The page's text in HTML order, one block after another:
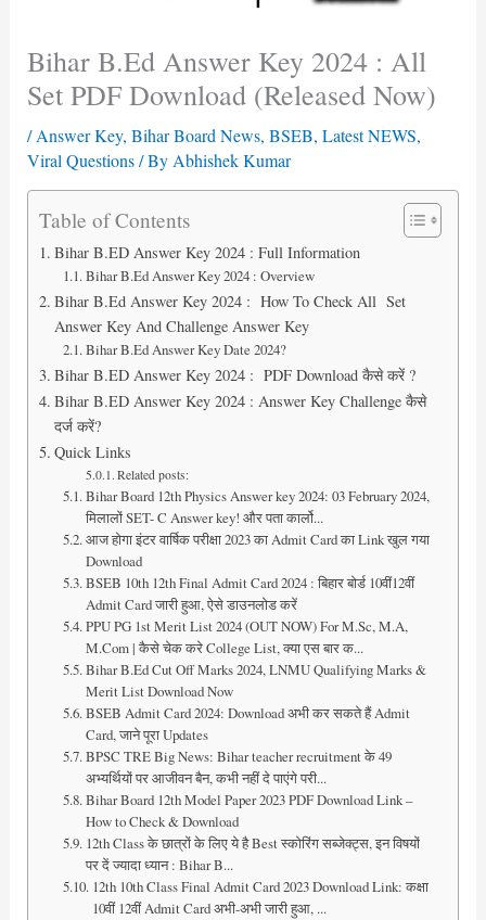
Bihar B.Ed Answer Key 2024 : All
Set PDF Download (Released Now)
/Answer Key, Bihar Board News, BSEB, Latest NEWS,
Viral Questions/ ByAbhishek Kumar
Table of Contents
Bihar B.ED Answer Key 2024 : Full Information
Bihar B.Ed Answer Key 2024 : Overview
Bihar B.Ed Answer Key 2024 : How To Check All Set
Answer Key And Challenge Answer Key
Bihar B.Ed Answer Key Date 2024?
Bihar B.ED Answer Key 2024 : PDF Download कैसे करें ?
Bihar B.ED Answer Key 2024 : Answer Key Challenge कैसे
दर्ज करें?
Quick Links
Related posts:
Bihar Board 12th Physics Answer key 2024: 03 February 2024,
मिलालों SET- C Answer key! और पता कार्लो...
आज होगा इंटर वार्षिक परीक्षा 2023 का Admit Card का Link खुल गया
Download
BSEB 10th 12th Final Admit Card 2024 : बिहार बोर्ड 10वीं12वीं
Admit Card जारी हुआ, ऐसे डाउनलोड करें
PPU PG 1st Merit List 2024 (OUT NOW) For M.Sc, M.A,
M.Com | कैसे चेक करे College List, क्या एस बार क...
Bihar B.Ed Cut Off Marks 2024, LNMU Qualifying Marks &
Merit List Download Now
BSEB Admit Card 2024: Download अभी कर सकते हैं Admit
Card, जाने पूरा Updates
BPSC TRE Big News: Bihar teacher recruitment के 49
अभ्यर्थियों पर आजीवन बैन, कभी नहीं दे पाएंगे परी...
Bihar Board 12th Model Paper 2023 PDF Download Link –
How to Check & Download
12th Class के छात्रों के लिए ये है Best स्कोरिंग सब्जेक्ट्स, इन विषयों
पर दें ज्यादा ध्यान : Bihar B...
12th 10th Class Final Admit Card 2023 Download Link: कक्षा
10वीं 12वीं Admit Card अभी-अभी जारी हुआ, ...